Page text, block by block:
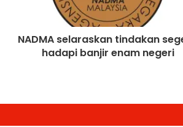
Itali Bakal Berdepan Gelombang
Haba Ekstrem Selama 10 Hari
Suhu Mencecah 48°C
Empat Rakyat Palestin Cedera,
NADMA selaraskan tindakan
hadapi banjir enam negeri